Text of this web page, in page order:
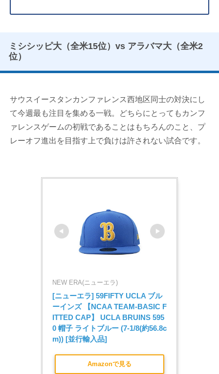
ミシシッピ大（全米15位）vs アラバマ大（全米2
位）
サウスイースタンカンファレンス西地区同士の対決にし
て今週最も注目を集める一戦。どちらにとってもカンフ
ァレンスゲームの初戦であることはもちろんのこと、プ
レーオフ進出を目指す上で負けは許されない試合です。
NEW ERA(ニューエラ)
[ニューエラ] 59FIFTY UCLA ブル
ーインズ 【NCAA TEAM-BASIC F
ITTED CAP】 UCLA BRUINS 595
0 帽子 ライトブルー (7-1/8(約56.8c
m)) [並行輸入品]
Amazonで見る